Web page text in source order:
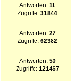
Antworten:11
Zugriffe:31844
Antworten: 27
Zugriffe:62382
Antworten: 50
Zugriffe: 121467